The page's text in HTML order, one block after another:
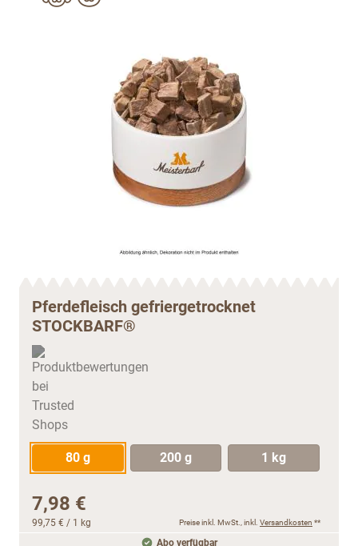
Pferdefleisch gefriergetrocknet
STOCKBARF®
80 g 200 g 1 kg
7,98 €
99,75 € / 1 kg Preise inkl. MwSt., inkl. Versandkosten **
Abo verfügbar